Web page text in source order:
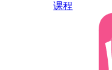
课程